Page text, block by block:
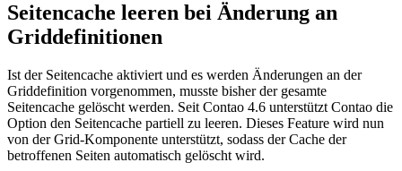
Seitencache leeren bei Änderung an
Griddefinitionen
Ist der Seitencache aktiviert und es werden Änderungen an der
Griddefinition vorgenommen, musste bisher der gesamte
Seitencache gelöscht werden. Seit Contao 4.6 unterstützt Contao die
Option den Seitencache partiell zu leeren. Dieses Feature wird nun
von der Grid-Komponente unterstützt, sodass der Cache der
betroffenen Seiten automatisch gelöscht wird.